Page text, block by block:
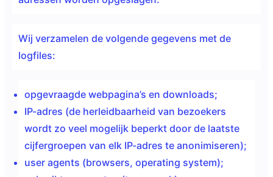
Wij verzamelen de volgende gegevens met de
logfiles:
opgevraagde webpagina’s en downloads;
IP-adres (de herleidbaarheid van bezoekers
wordt zo veel mogelijk beperkt door de laatste
cijfergroepen van elk IP-adres te anonimiseren);
user agents (browsers, operating system);